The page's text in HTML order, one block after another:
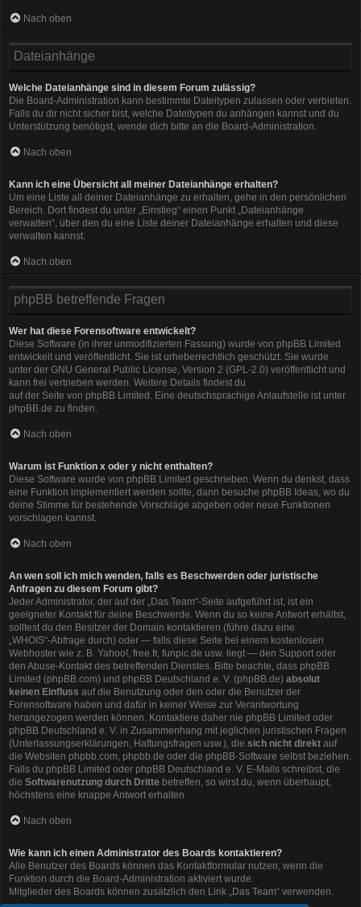
Nach oben
Dateianhänge
Welche Dateianhänge sind in diesem Forum zulässig?
Die Board-Administration kann bestimmte Dateitypen zulassen oder verbieten.
Falls du dir nicht sicher bist, welche Dateitypen du anhängen kannst und du
Unterstützung benötigst, wende dich bitte an die Board-Administration.
Nach oben
Kann ich eine Übersicht all meiner Dateianhänge erhalten?
Um eine Liste all deiner Dateianhänge zu erhalten, gehe in den persönlichen
Bereich. Dort findest du unter „Einstieg“ einen Punkt „Dateianhänge
verwalten“, über den du eine Liste deiner Dateianhänge erhalten und diese
verwalten kannst.
Nach oben
phpBB betreffende Fragen
Wer hat diese Forensoftware entwickelt?
Diese Software (in ihrer unmodifizierten Fassung) wurde von phpBB Limited
entwickelt und veröffentlicht. Sie ist urheberrechtlich geschützt. Sie wurde
unter der GNU General Public License, Version 2 (GPL-2.0) veröffentlicht und
kann frei vertrieben werden. Weitere Details findest du
auf der Seite von phpBB Limited . Eine deutschsprachige Anlaufstelle ist unter
phpBB.de zu finden.
Nach oben
Warum ist Funktion x oder y nicht enthalten?
Diese Software wurde von phpBB Limited geschrieben. Wenn du denkst, dass
eine Funktion implementiert werden sollte, dann besuche phpBB Ideas, wo du
deine Stimme für bestehende Vorschläge abgeben oder neue Funktionen
vorschlagen kannst.
Nach oben
An wen soll ich mich wenden, falls es Beschwerden oder juristische
Anfragen zu diesem Forum gibt?
Jeder Administrator, der auf der „Das Team“-Seite aufgeführt ist, ist ein
geeigneter Kontakt für deine Beschwerde. Wenn du so keine Antwort erhältst,
solltest du den Besitzer der Domain kontaktieren (führe dazu eine
„WHOIS“-Abfrage durch) oder — falls diese Seite bei einem kostenlosen
Webhoster wie z. B. Yahoo!, free.fr, funpic.de usw. liegt — den Support oder
den Abuse-Kontakt des betreffenden Dienstes. Bitte beachte, dass phpBB
Limited (phpBB.com) und phpBB Deutschland e. V. (phpBB.de) absolut
keinen Einfluss auf die Benutzung oder den oder die Benutzer der
Forensoftware haben und dafür in keiner Weise zur Verantwortung
herangezogen werden können. Kontaktiere daher nie phpBB Limited oder
phpBB Deutschland e. V. in Zusammenhang mit jeglichen juristischen Fragen
(Unterlassungserklärungen, Haftungsfragen usw.), die sich nicht direkt auf
die Websiten phpbb.com, phpbb.de oder die phpBB-Software selbst beziehen.
Falls du phpBB Limited oder phpBB Deutschland e. V. E-Mails schreibst, die
die Softwarenutzung durch Dritte betreffen, so wirst du, wenn überhaupt,
höchstens eine knappe Antwort erhalten.
Nach oben
Wie kann ich einen Administrator des Boards kontaktieren?
Alle Benutzer des Boards können das Kontaktformular nutzen, wenn die
Funktion durch die Board-Administration aktiviert wurde.
Mitglieder des Boards können zusätzlich den Link „Das Team“ verwenden.